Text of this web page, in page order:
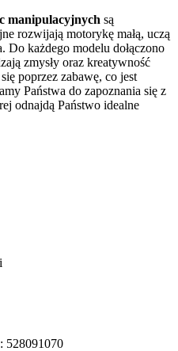
manipulacyjnych są
rozwijają motorykę małą, uczą
Do każdego modelu dołączono
zmysły oraz kreatywność
poprzez zabawę, co jest
Państwa do zapoznania się z
odnajdą Państwo idealne
528091070